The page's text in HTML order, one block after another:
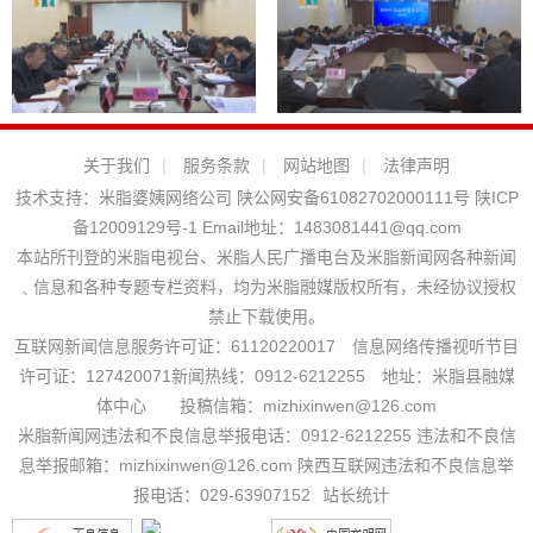
关于我们 | 服务条款 | 网站地图 |
法律声明
技术支持： 米脂婆姨网络公司 陕公网安备61082702000111号 陕ICP
备12009129号-1 Email地址： 1483081441@qq.com
本站所刊登的米脂电视台、米脂人民广播电台及米脂新闻网各种新闻
﹑信息和各种专题专栏资料，均为米脂融媒版权所有，未经协议授权
禁止下载使用。
互联网新闻信息服务许可证：61120220017 信息网络传播视听节目
许可证：127420071新闻热线：0912-6212255 地址：米脂县融媒
体中心 投稿信箱：mizhixinwen@126.com
米脂新闻网违法和不良信息举报电话：0912-6212255 违法和不良信
息举报邮箱：mizhixinwen@126.com 陕西互联网违法和不良信息举
报电话：029-63907152
站长统计